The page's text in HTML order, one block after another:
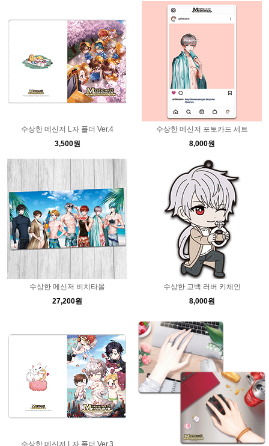
수상한 메신저 L자 폴더 Ver.4
3,500원
수상한 메신저 포토카드 세트
8,000원
수상한 메신저 비치타올
27,200원
수상한 고백 러버 키체인
8,000원
수상한 메신저 L자 폴더 Ver.3